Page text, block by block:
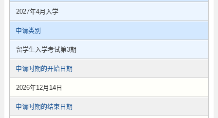
2027年4月入学
申请类别
留学生入学考试第3期
申请时期的开始日期
2026年12月14日
申请时期的结束日期